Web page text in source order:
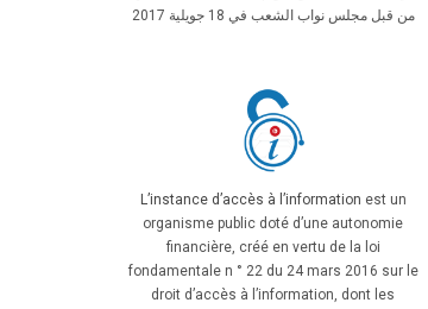
من قبل مجلس نواب الشعب في 18 جويلية 2017
L’instance d’accès à l’information est un
organisme public doté d’une autonomie
financière, créé en vertu de la loi
fondamentale n ° 22 du 24 mars 2016 sur le
droit d’accès à l’information, dont les